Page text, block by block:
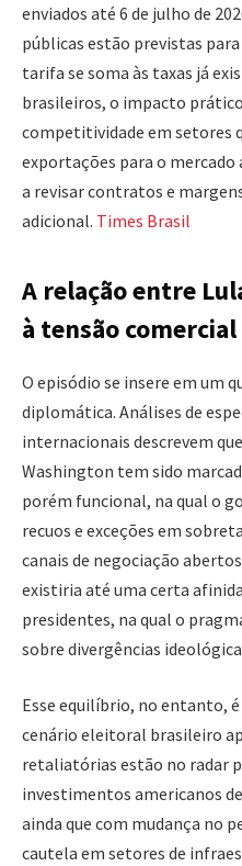
enviados até 6 de julho de
públicas estão previstas
tarifa se soma às taxas já
brasileiros, o impacto
competitividade em setores
exportações para o
a revisar contratos e
adicional. Times Brasil
A relação entre
à tensão comercial
O episódio se insere em um
diplomática. Análises de
internacionais descrevem
Washington tem sido
porém funcional, na qual o
recuos e exceções em
canais de negociação
existiria até uma certa
presidentes, na qual o
sobre divergências
Esse equilíbrio, no entanto,
cenário eleitoral brasileiro
retaliatórias estão no radar
investimentos americanos
ainda que com mudança no
cautela em setores de